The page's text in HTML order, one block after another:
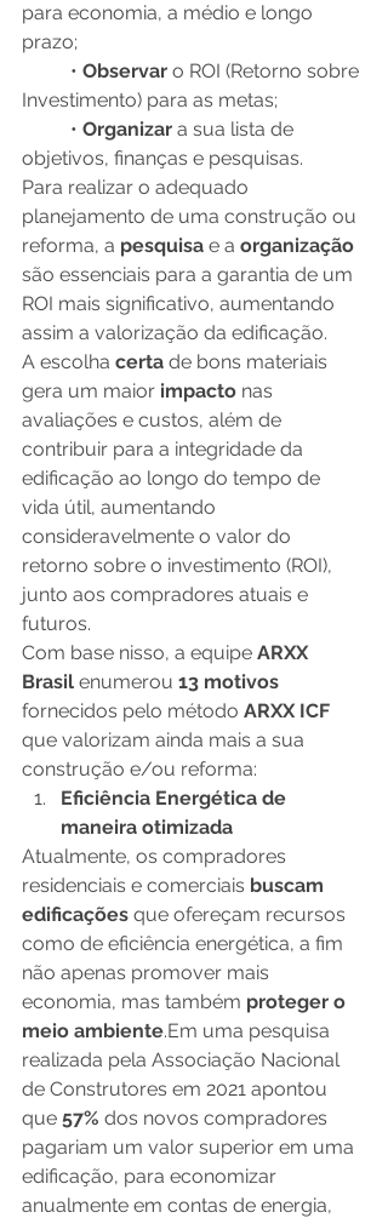
para economia, a médio e longo
prazo;
          •
Observar o ROI (Retorno sobre
Investimento) para as metas;
          •
Organizar a sua lista de
objetivos, finanças e pesquisas.
Para realizar o adequado
planejamento de uma construção ou
reforma, a pesquisa e a organização
são essenciais para a garantia de um
ROI mais significativo, aumentando
assim a valorização da edificação.
A escolha certa de bons materiais
gera um maior impacto nas
avaliações e custos, além de
contribuir para a integridade da
edificação ao longo do tempo de
vida útil, aumentando
consideravelmente o valor do
retorno sobre o investimento (ROI),
junto aos compradores atuais e
futuros.
Com base nisso, a equipe ARXX
Brasil enumerou 13 motivos
fornecidos pelo método ARXX ICF
que valorizam ainda mais a sua
construção e/ou reforma:
Eficiência Energética de
maneira otimizada
Atualmente, os compradores
residenciais e comerciais buscam
edificações que ofereçam recursos
como de eficiência energética, a fim
não apenas promover mais
economia, mas também proteger o
meio ambiente.Em uma pesquisa
realizada pela Associação Nacional
de Construtores em 2021 apontou
que 57% dos novos compradores
pagariam um valor superior em uma
edificação, para economizar
anualmente em contas de energia,